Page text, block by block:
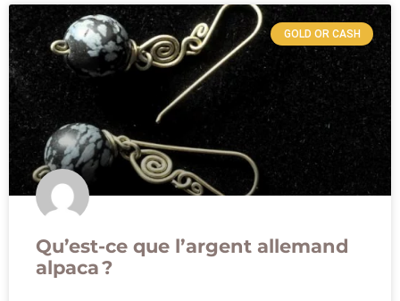
GOLD OR CASH
Qu’est-ce que l’argent allemand
alpaca ?